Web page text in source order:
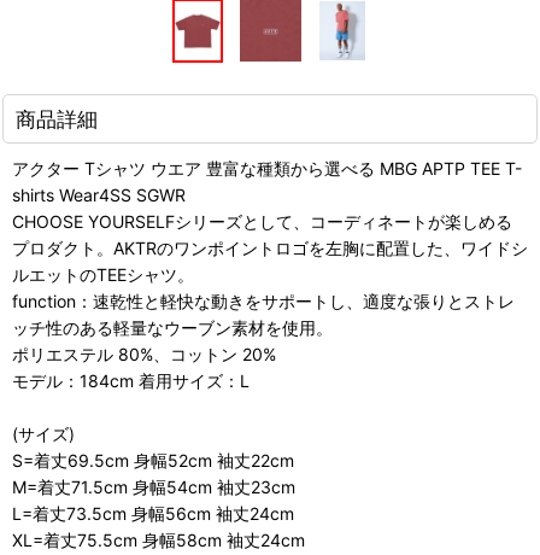
商品詳細
アクター Tシャツ ウエア 豊富な種類から選べる MBG APTP TEE T-
shirts Wear4SS SGWR
CHOOSE YOURSELFシリーズとして、コーディネートが楽しめる
プロダクト。AKTRのワンポイントロゴを左胸に配置した、ワイドシ
ルエットのTEEシャツ。
function：速乾性と軽快な動きをサポートし、適度な張りとストレ
ッチ性のある軽量なウーブン素材を使用。
ポリエステル 80%、コットン 20%
モデル：184cm 着用サイズ：L
(サイズ)
S=着丈69.5cm 身幅52cm 袖丈22cm
M=着丈71.5cm 身幅54cm 袖丈23cm
L=着丈73.5cm 身幅56cm 袖丈24cm
XL=着丈75.5cm 身幅58cm 袖丈24cm